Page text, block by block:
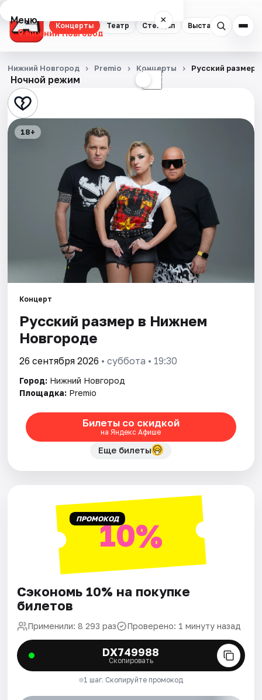
Концерты Театр Стендап Выставки
Меню ×
Нижний Новгород
Концерты
Театр
Стендап
Экскурсии
Площадки
Артисты
Ночной режим ☾
Нижний Новгород Premio Концерты Русский размер
18+
Концерт
Русский размер в Нижнем
Новгороде
26 сентября 2026 • суббота • 19:30
Город: Нижний Новгород
Площадка: Premio
Билеты со скидкой
на Яндекс Афише
Еще билеты
ПРОМОКОД10%
Сэкономь 10% на покупке
билетов
Применили: 8 293 раз Проверено: 1 минуту назад
DX749988
Скопировать
1 шаг. Скопируйте промокод